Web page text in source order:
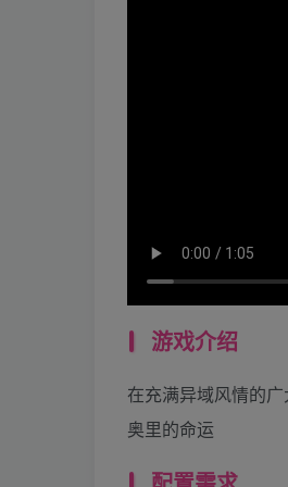
游戏介绍
在充满异域风情的
奥里的命运